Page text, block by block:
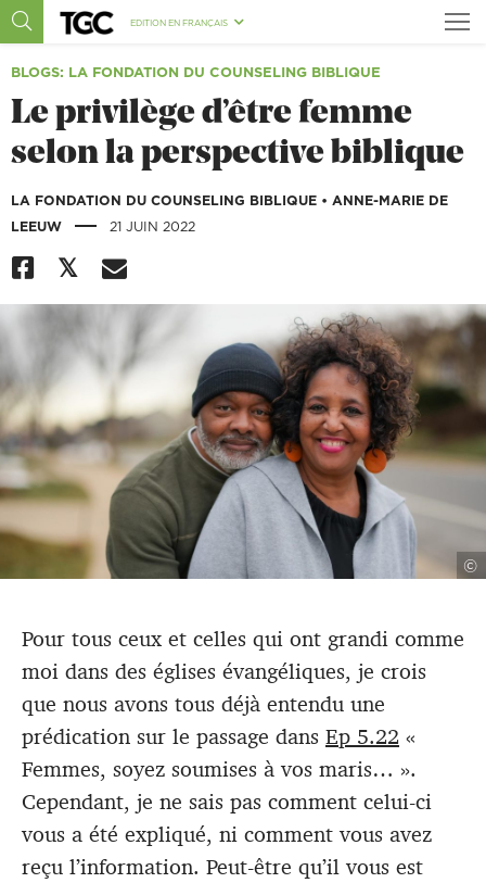
EDITION EN FRANÇAIS
BLOGS: LA FONDATION DU COUNSELING BIBLIQUE
Le privilège d’être femme
selon la perspective biblique
LA FONDATION DU COUNSELING BIBLIQUE • ANNE-MARIE DE
LEEUW
| 21 JUIN 2022
©
Pour tous ceux et celles qui ont grandi comme
moi dans des églises évangéliques, je crois
que nous avons tous déjà entendu une
prédication sur le passage dans Ep 5.22 «
Femmes, soyez soumises à vos maris… ».
Cependant, je ne sais pas comment celui-ci
vous a été expliqué, ni comment vous avez
reçu l’information. Peut-être qu’il vous est